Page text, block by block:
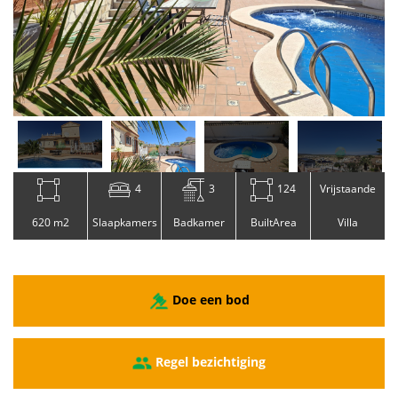
620 m2
4
Slaapkamers
3
Badkamer
124
BuiltArea
Vrijstaande
Villa
Doe een bod
Regel bezichtiging